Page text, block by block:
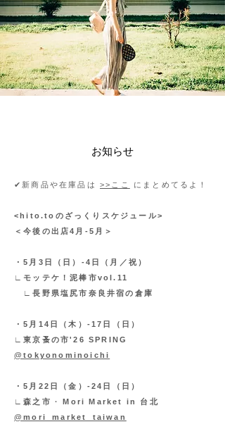
​お知らせ
✔︎新商品や在庫品は >>ここ にまとめてるよ！
<hito.toのざっくりスケジュール>
＜今後の出店4月-5月＞
・5月3日（日）-4日（月／祝）
∟モッテケ！泥棒市vol.11
∟長野県塩尻市奈良井宿の倉庫
・5月14日（木）-17日（日）
∟東京蚤の市'26 SPRING
@tokyonominoichi
・5月22日（金）-24日（日）
∟森之市 · Mori Market in 台北
@mori_market_taiwan